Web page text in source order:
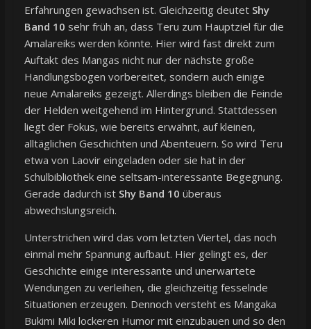
Erfahrungen gewachsen ist. Gleichzeitig deutet Shy
Band 10 sehr früh an, dass Teru zum Hauptziel für die
Amalareiks werden könnte. Hier wird fast direkt zum
Auftakt des Mangas nicht nur der nächste große
Handlungsbogen vorbereitet, sondern auch einige
neue Amalareiks gezeigt. Allerdings bleiben die Feinde
der Helden weitgehend im Hintergrund. Stattdessen
liegt der Fokus, wie bereits erwähnt, auf kleinen,
alltäglichen Geschichten und Abenteuern. So wird Teru
etwa von Laovir eingeladen oder sie hat in der
Schulbibliothek eine seltsam-interessante Begegnung.
Gerade dadurch ist Shy Band 10 überaus
abwechslungsreich.
Unterstrichen wird das vom letzten Viertel, das noch
einmal mehr Spannung aufbaut. Hier gelingt es, der
Geschichte einige interessante und unerwartete
Wendungen zu verleihen, die gleichzeitig fesselnde
Situationen erzeugen. Dennoch versteht es Mangaka
Bukimi Miki lockeren Humor mit einzubauen und so den